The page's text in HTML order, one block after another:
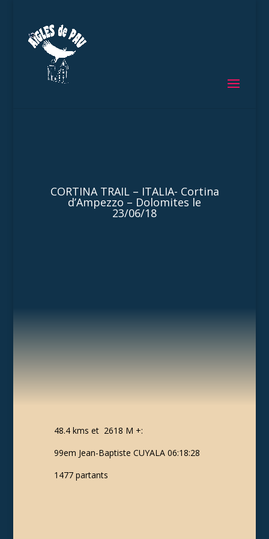
CORTINA TRAIL – ITALIA- Cortina
d’Ampezzo – Dolomites le
23/06/18
48.4 kms et 2618 M +:
99em Jean-Baptiste CUYALA 06:18:28
1477 partants